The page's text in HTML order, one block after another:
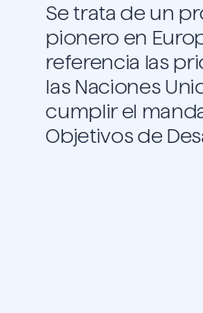
Se trata de un
pionero en
referencia las
las Naciones
cumplir el
Objetivos de